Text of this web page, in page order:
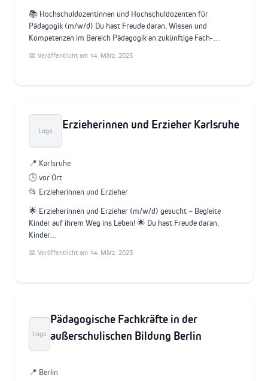
📚 Hochschuldozentinnen und Hochschuldozenten für
Pädagogik (m/w/d) Du hast Freude daran, Wissen und
Kompetenzen im Bereich Pädagogik an zukünftige Fach-…
📅 Veröffentlicht am 14. März. 2025
Logo Erzieherinnen und Erzieher Karlsruhe
📍 Karlsruhe
🕒 vor Ort
📂 Erzieherinnen und Erzieher
🌟 Erzieherinnen und Erzieher (m/w/d) gesucht – Begleite
Kinder auf ihrem Weg ins Leben! 🌟 Du hast Freude daran,
Kinder…
📅 Veröffentlicht am 14. März. 2025
Logo
Pädagogische Fachkräfte in der
außerschulischen Bildung Berlin
📍 Berlin